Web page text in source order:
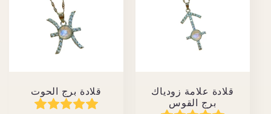
قلادة برج الحوت
قلادة علامة زودياك
برج القوس